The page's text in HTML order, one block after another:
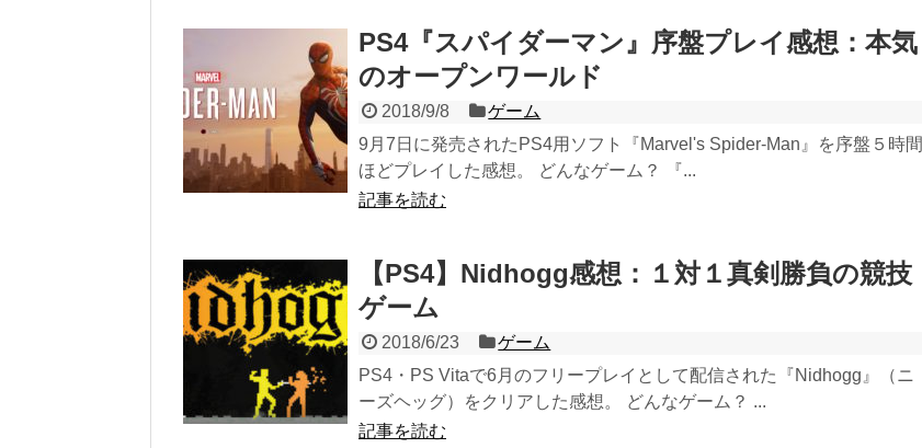
PS4『スパイダーマン』序盤プレイ感想：本気
のオープンワールド
2018/9/8
ゲーム
9月7日に発売されたPS4用ソフト『Marvel's Spider-Man』を序盤５時間
ほどプレイした感想。 どんなゲーム？ 『...
記事を読む
【PS4】Nidhogg感想：１対１真剣勝負の競技
ゲーム
2018/6/23
ゲーム
PS4・PS Vitaで6月のフリープレイとして配信された『Nidhogg』（ニ
ーズヘッグ）をクリアした感想。 どんなゲーム？ ...
記事を読む